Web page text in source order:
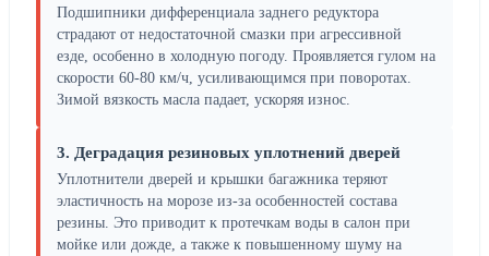
Подшипники дифференциала заднего редуктора
страдают от недостаточной смазки при агрессивной
езде, особенно в холодную погоду. Проявляется гулом на
скорости 60-80 км/ч, усиливающимся при поворотах.
Зимой вязкость масла падает, ускоряя износ.
3. Деградация резиновых уплотнений дверей
Уплотнители дверей и крышки багажника теряют
эластичность на морозе из-за особенностей состава
резины. Это приводит к протечкам воды в салон при
мойке или дожде, а также к повышенному шуму на